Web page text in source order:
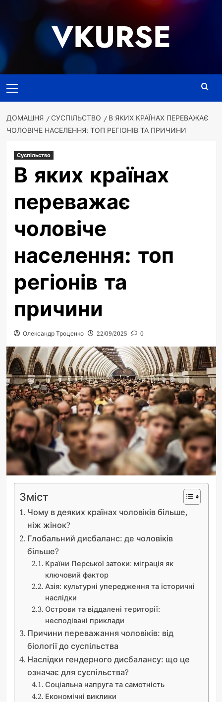
VKURSE
меню
ДОМАШНЯ СУСПІЛЬСТВО
В ЯКИХ КРАЇНАХ ПЕРЕВАЖАЄ
ЧОЛОВІЧЕ НАСЕЛЕННЯ: ТОП РЕГІОНІВ ТА ПРИЧИНИ
Суспільство
В яких країнах
переважає
чоловіче
населення: топ
регіонів та
причини
Олександр Троценко 22/09/2025 0
Зміст
Чому в деяких країнах чоловіків більше,
ніж жінок?
Глобальний дисбаланс: де чоловіків
більше?
Країни Перської затоки: міграція як
ключовий фактор
Азія: культурні упередження та історичні
наслідки
Острови та віддалені території:
несподівані приклади
Причини переважання чоловіків: від
біології до суспільства
Наслідки гендерного дисбалансу: що це
означає для суспільства?
Соціальна напруга та самотність
Економічні виклики